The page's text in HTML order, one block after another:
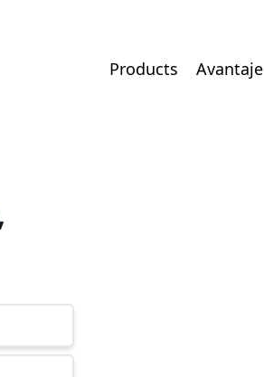
Products Avantaje